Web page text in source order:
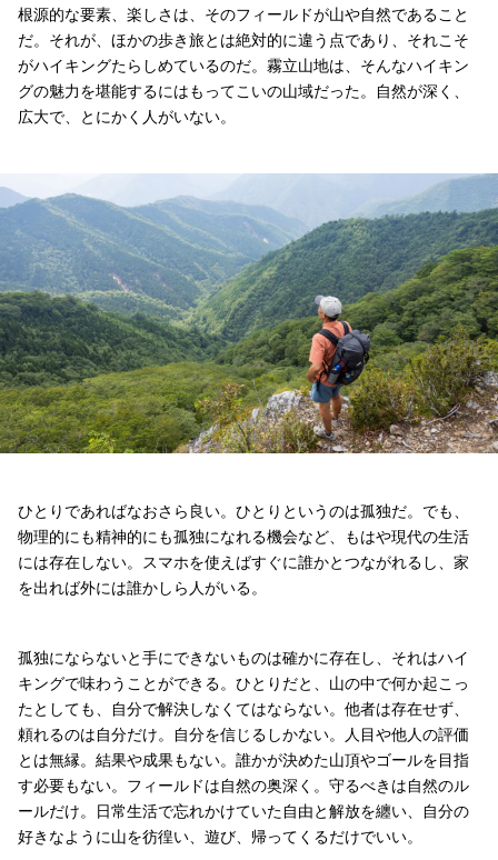
根源的な要素、楽しさは、そのフィールドが山や自然であること
だ。それが、ほかの歩き旅とは絶対的に違う点であり、それこそ
がハイキングたらしめているのだ。霧立山地は、そんなハイキン
グの魅力を堪能するにはもってこいの山域だった。自然が深く、
広大で、とにかく人がいない。
ひとりであればなおさら良い。ひとりというのは孤独だ。でも、
物理的にも精神的にも孤独になれる機会など、もはや現代の生活
には存在しない。スマホを使えばすぐに誰かとつながれるし、家
を出れば外には誰かしら人がいる。
孤独にならないと手にできないものは確かに存在し、それはハイ
キングで味わうことができる。ひとりだと、山の中で何か起こっ
たとしても、自分で解決しなくてはならない。他者は存在せず、
頼れるのは自分だけ。自分を信じるしかない。人目や他人の評価
とは無縁。結果や成果もない。誰かが決めた山頂やゴールを目指
す必要もない。フィールドは自然の奥深く。守るべきは自然のル
ールだけ。日常生活で忘れかけていた自由と解放を纏い、自分の
好きなように山を彷徨い、遊び、帰ってくるだけでいい。